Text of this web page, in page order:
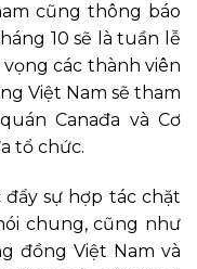
cũng thông báo
10 sẽ là tuần lễ
vọng các thành viên
Việt Nam sẽ tham
Canađa và Cơ
tổ chức.
sự hợp tác chặt
chung, cũng như
đồng Việt Nam và